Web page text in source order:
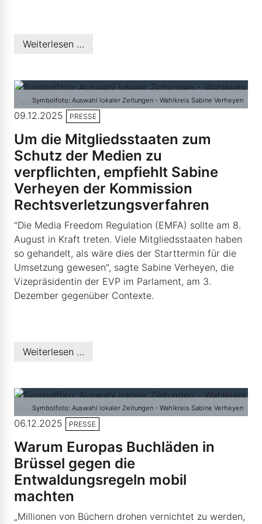
Weiterlesen …
Symbolfoto: Auswahl lokaler Zeitungen - Wahlkreis Sabine Verheyen
09.12.2025 PRESSE
Um die Mitgliedsstaaten zum
Schutz der Medien zu
verpflichten, empfiehlt Sabine
Verheyen der Kommission
Rechtsverletzungsverfahren
"Die Media Freedom Regulation (EMFA) sollte am 8.
August in Kraft treten. Viele Mitgliedsstaaten haben
so gehandelt, als wäre dies der Starttermin für die
Umsetzung gewesen", sagte Sabine Verheyen, die
Vizepräsidentin der EVP im Parlament, am 3.
Dezember gegenüber Contexte.
Weiterlesen …
Symbolfoto: Auswahl lokaler Zeitungen - Wahlkreis Sabine Verheyen
06.12.2025 PRESSE
Warum Europas Buchläden in
Brüssel gegen die
Entwaldungsregeln mobil
machten
„Millionen von Büchern drohen vernichtet zu werden,